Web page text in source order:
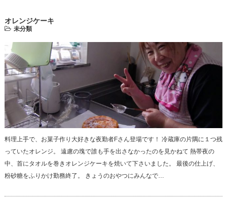
オレンジケーキ
未分類
料理上手で、お菓子作り大好きな夜勤者Fさん登場です！ 冷蔵庫の片隅に１つ残
っていたオレンジ。 遠慮の塊で誰も手を出さなかったのを見かねて 熱帯夜の
中、首にタオルを巻きオレンジケーキを焼いて下さいました。 最後の仕上げ、
粉砂糖をふりかけ勤務終了。 きょうのおやつにみんなで…